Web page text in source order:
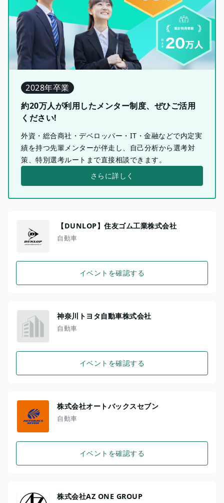
2028年卒業
約20万人が利用したメンター制度、ぜひご活用
ください!
外資・総合商社・デベロッパー・IT・金融などで内定実
績を持つ先輩メンターが伴走し、自己分析から選考対
策、特別選考ルートまで直接相談できます。
さらに詳しく
【DUNLOP】住友ゴム工業株式会社
自動車
イベントを確認する
神奈川トヨタ自動車株式会社
自動車
イベントを確認する
株式会社オートバックスセブン
自動車
イベントを確認する
株式会社AZ ONE GROUP